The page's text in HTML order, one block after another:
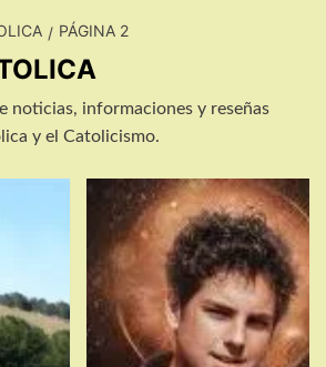
PÁGINA 2
noticias, informaciones y reseñas
y el Catolicismo.